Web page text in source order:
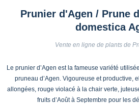
Prunier d'Agen / Prune
domestica
Vente en ligne de plants de
Le prunier d’Agen est la fameuse variété
pruneau d’Agen. Vigoureuse et productive,
allongées, rouge violacé à la chair verte,
fruits d’Août à Septembre pour les